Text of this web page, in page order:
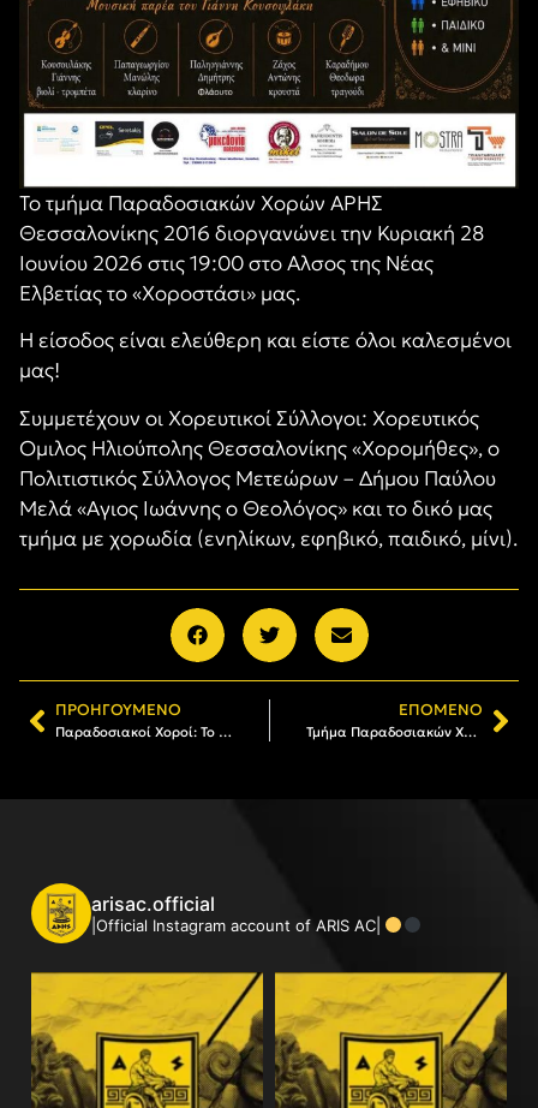
Το τμήμα Παραδοσιακών Χορών ΑΡΗΣ
Θεσσαλονίκης 2016 διοργανώνει την Κυριακή 28
Ιουνίου 2026 στις 19:00 στο Αλσος της Νέας
Ελβετίας το «Χοροστάσι» μας.
Η είσοδος είναι ελεύθερη και είστε όλοι καλεσμένοι
μας!
Συμμετέχουν οι Χορευτικοί Σύλλογοι: Χορευτικός
Ομιλος Ηλιούπολης Θεσσαλονίκης «Χορομήθες», ο
Πολιτιστικός Σύλλογος Μετεώρων – Δήμου Παύλου
Μελά «Αγιος Ιωάννης ο Θεολόγος» και το δικό μας
τμήμα με χορωδία (ενηλίκων, εφηβικό, παιδικό, μίνι).
ΠΡΟΗΓΟΎΜΕΝΟ
Παραδοσιακοί Χοροί: Το Σάββατο (17/1) η κοπή της πρωτοχρονιάτικης πίτας και ο ετήσιος χορός
ΕΠΌΜΕΝΟ
Τμήμα Παραδοσιακών Χορών ΑΡΗΣ Θεσσαλονίκης 2016: Εντυπωσιακό φινάλε με το «Χοροστάσι»
arisac.official
|Official Instagram account of ARIS AC|